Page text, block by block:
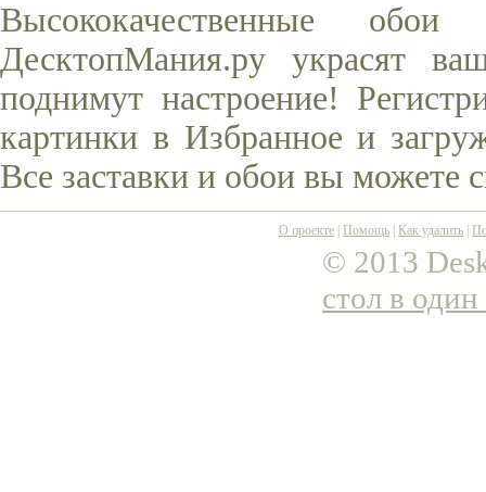
Высококачественные
ДесктопМания.ру украсят
поднимут настроение!
картинки в Избранное и
Все заставки и обои вы можете
О проекте Помощь Как удалить
© 2013
стол в